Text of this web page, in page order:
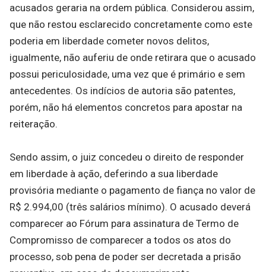
acusados geraria na ordem pública. Considerou assim,
que não restou esclarecido concretamente como este
poderia em liberdade cometer novos delitos,
igualmente, não auferiu de onde retirara que o acusado
possui periculosidade, uma vez que é primário e sem
antecedentes. Os indícios de autoria são patentes,
porém, não há elementos concretos para apostar na
reiteração.
Sendo assim, o juiz concedeu o direito de responder
em liberdade à ação, deferindo a sua liberdade
provisória mediante o pagamento de fiança no valor de
R$ 2.994,00 (três salários mínimo). O acusado deverá
comparecer ao Fórum para assinatura de Termo de
Compromisso de comparecer a todos os atos do
processo, sob pena de poder ser decretada a prisão